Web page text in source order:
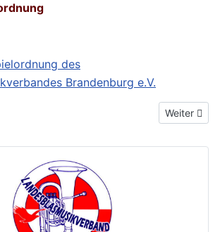
des
Brandenburg e.V.
Übersicht Versicherungen Nächster
Weiter